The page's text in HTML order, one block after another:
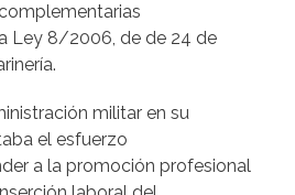
Ley 8/2006, de de 24 de
militar en su
el esfuerzo
a la promoción profesional